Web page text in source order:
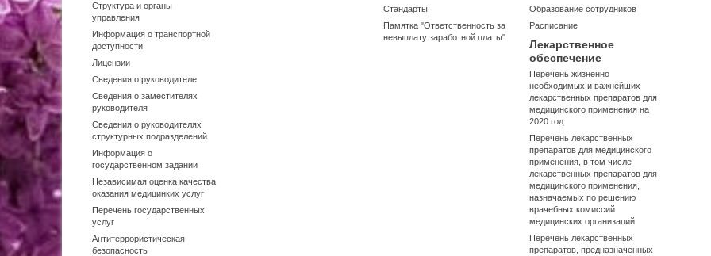
Структура и органы
управления
Информация о транспортной
доступности
Лицензии
Сведения о руководителе
Сведения о заместителях
руководителя
Сведения о руководителях
структурных подразделений
Информация о
государственном задании
Независимая оценка качества
оказания медицинких услуг
Перечень государственных
услуг
Антитеррористическая
безопасность
Стандарты
Памятка "Ответственность за
невыплату заработной платы"
Образование сотрудников
Расписание
Лекарственное
обеспечение
Перечень жизненно
необходимых и важнейших
лекарственных препаратов для
медицинского применения на
2020 год
Перечень лекарственных
препаратов для медицинского
применения, в том числе
лекарственных препаратов для
медицинского применения,
назначаемых по решению
врачебных комиссий
медицинских организаций
Перечень лекарственных
препаратов, предназначенных